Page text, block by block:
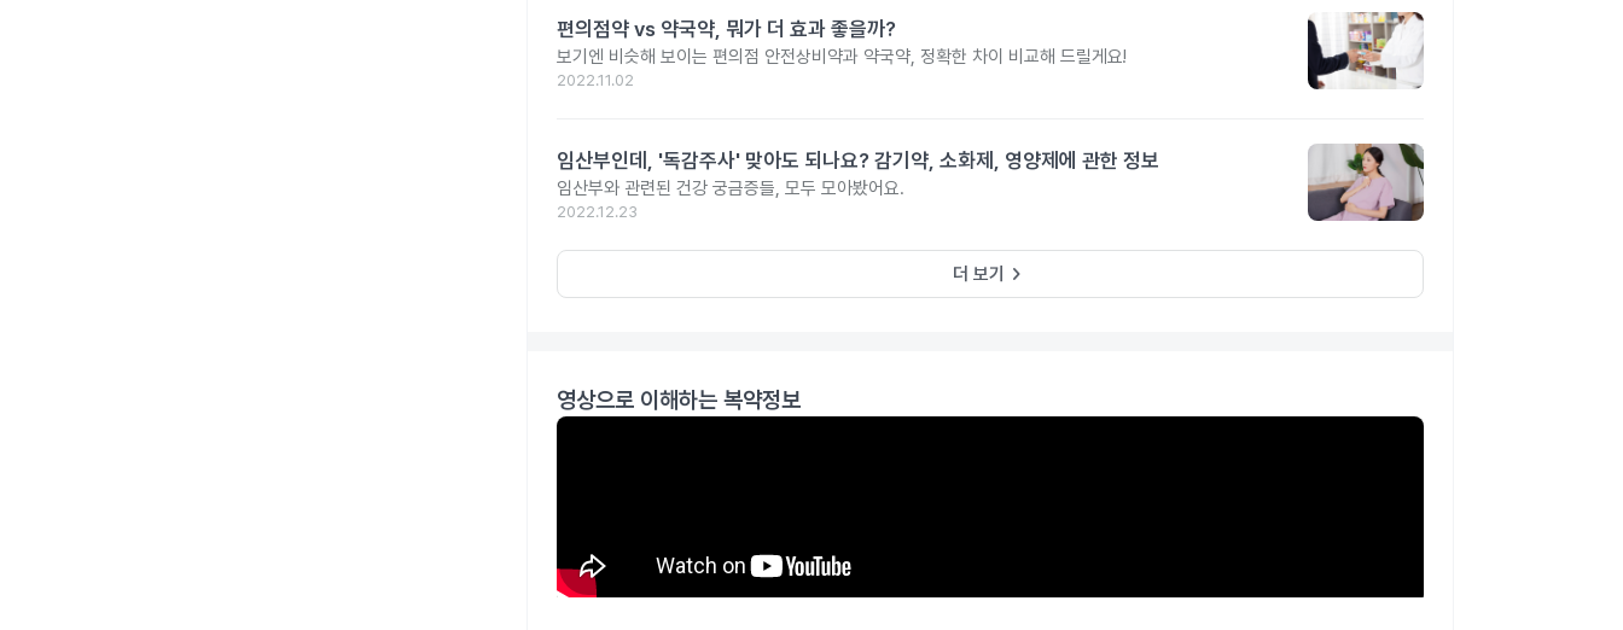
편의점약 vs 약국약, 뭐가 더 효과 좋을까?
보기엔 비슷해 보이는 편의점 안전상비약과 약국약, 정확한 차이 비교해 드릴게요!
2022.11.02
임산부인데, '독감주사' 맞아도 되나요? 감기약, 소화제, 영양제에 관한 정보
임산부와 관련된 건강 궁금증들, 모두 모아봤어요.
2022.12.23
더 보기 keyboard_arrow_right
영상으로 이해하는 복약정보